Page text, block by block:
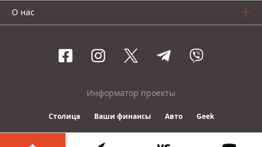
О нас
Информатор проекты
Столица Ваши финансы Авто Geek